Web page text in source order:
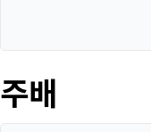
주배